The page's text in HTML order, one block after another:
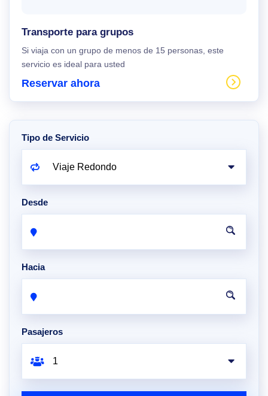
Transporte para grupos
Si viaja con un grupo de menos de 15 personas, este
servicio es ideal para usted
Reservar ahora
Tipo de Servicio
Desde
Hacia
Pasajeros